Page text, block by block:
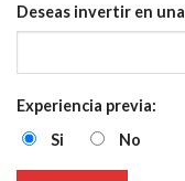
Deseas invertir en
Experiencia previa:
Si
No